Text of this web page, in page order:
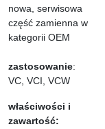
nowa, serwisowa
część zamienna w
kategorii OEM
zastosowanie:
VC, VCI, VCW
właściwości i
zawartość: